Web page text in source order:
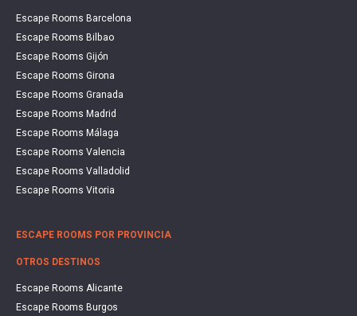
Escape Rooms Barcelona
Escape Rooms Bilbao
Escape Rooms Gijón
Escape Rooms Girona
Escape Rooms Granada
Escape Rooms Madrid
Escape Rooms Málaga
Escape Rooms Valencia
Escape Rooms Valladolid
Escape Rooms Vitoria
ESCAPE ROOMS POR PROVINCIA
OTROS DESTINOS
Escape Rooms Alicante
Escape Rooms Burgos